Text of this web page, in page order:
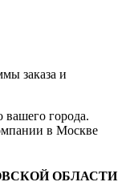
заказа и
города.
в Москве
ОБЛАСТИ